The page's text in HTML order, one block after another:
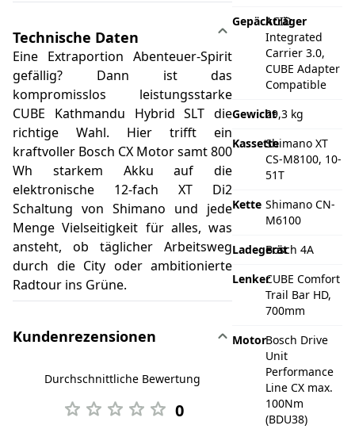
Technische Daten
Eine Extraportion Abenteuer-Spirit
gefällig? Dann ist das
kompromisslos leistungsstarke
CUBE Kathmandu Hybrid SLT die
richtige Wahl. Hier trifft ein
kraftvoller Bosch CX Motor samt 800
Wh starkem Akku auf die
elektronische 12-fach XT Di2
Schaltung von Shimano und jede
Menge Vielseitigkeit für alles, was
ansteht, ob täglicher Arbeitsweg
durch die City oder ambitionierte
Radtour ins Grüne.
Kundenrezensionen
Durchschnittliche Bewertung
0
Gepäckträger
ACID
Integrated
Carrier 3.0,
CUBE Adapter
Compatible
Gewicht29,3 kg
KassetteShimano XT
CS-M8100, 10-
51T
Kette Shimano CN-
M6100
LadegerätBosch 4A
LenkerCUBE Comfort
Trail Bar HD,
700mm
MotorBosch Drive
Unit
Performance
Line CX max.
100Nm
(BDU38)